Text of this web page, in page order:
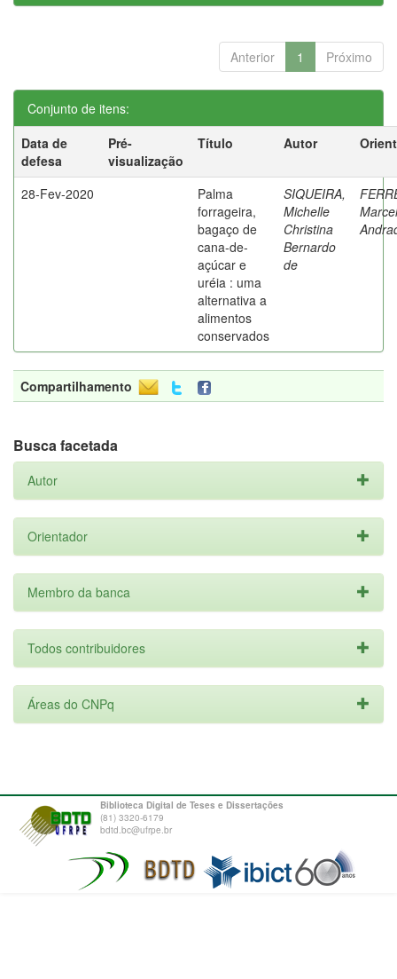
Anterior 1 Próximo
Conjunto de itens:
Data de
defesa
Pré-
visualização
Título Autor
28-Fev-2020
Palma
forrageira,
bagaço de
cana-de-
açúcar e
uréia : uma
alternativa a
alimentos
conservados
SIQUEIRA,
Michelle
Christina
Bernardo
de
Compartilhamento
Busca facetada
Autor
Orientador
Membro da banca
Todos contribuidores
Áreas do CNPq
Biblioteca Digital de Teses e Dissertações
(81) 3320-6179
bdtd.bc@ufrpe.br